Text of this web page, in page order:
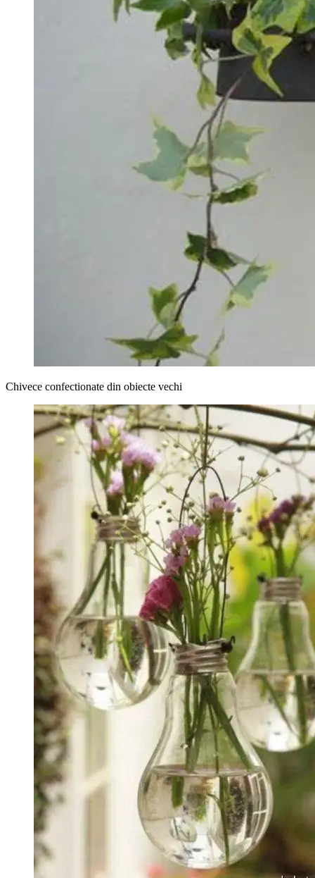
Chivece confectionate din obiecte vechi